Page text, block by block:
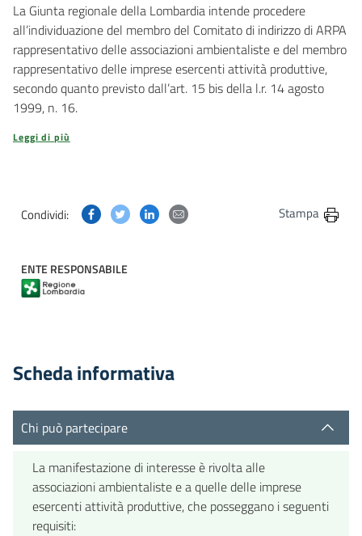
La Giunta regionale della Lombardia intende procedere
all’individuazione del membro del Comitato di indirizzo di ARPA
rappresentativo delle associazioni ambientaliste e del membro
rappresentativo delle imprese esercenti attività produttive,
secondo quanto previsto dall’art. 15 bis della l.r. 14 agosto
1999, n. 16.
Leggi di più
Condividi: Condividi questa pagina su Facebook
Condividi questa pagina su Twitter
Condividi questa pagina su Linkedin
Condividi questa pagina via
Stampa
ENTE RESPONSABILE
Scheda informativa
Chi può partecipare
La manifestazione di interesse è rivolta alle
associazioni ambientaliste e a quelle delle imprese
esercenti attività produttive, che posseggano i seguenti
requisiti: